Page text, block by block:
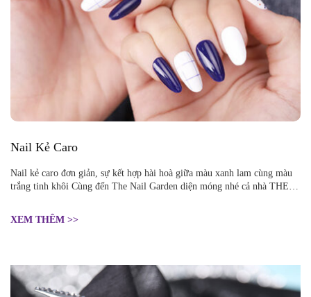
Nail Kẻ Caro
Nail kẻ caro đơn giản, sự kết hợp hài hoà giữa màu xanh lam cùng màu
trắng tinh khôi Cùng đến The Nail Garden diện móng nhé cả nhà THE
XEM THÊM >>